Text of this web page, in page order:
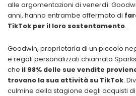
alle argomentazioni di venerdì.
anni, hanno entrambe affermato di
TikTok per il loro sostentamento.
Goodwin, proprietaria di un piccolo
e regali personalizzati chiamato
che il 98% delle sue vendite
trovano la sua attività su TikTok.
culmine della stagione degli acquisti